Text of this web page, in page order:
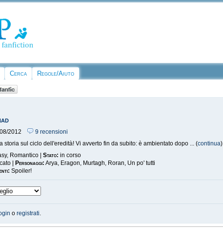
Cerca Regole/Aiuto
08/2012
9 recensioni
storia sul ciclo dell'eredità! Vi avverto fin da subito: è ambientato dopo ... (continua)
Romantico |Stato: in corso
| Personaggi: Arya, Eragon, Murtagh, Roran, Un po' tutti
Spoiler!
oregistrati.